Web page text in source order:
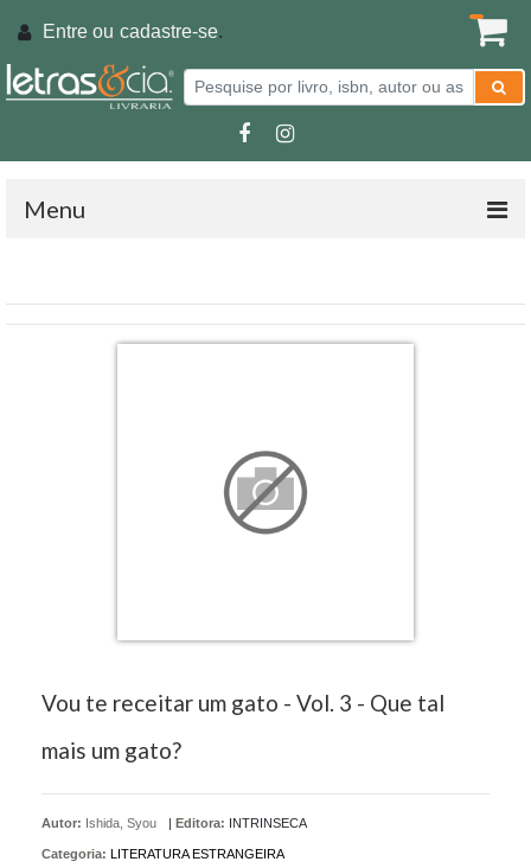
Entre ou cadastre-se.
Menu
Vou te receitar um gato - Vol. 3 - Que tal
mais um gato?
Autor: Ishida, Syou | Editora: INTRINSECA
Categoria: LITERATURA ESTRANGEIRA